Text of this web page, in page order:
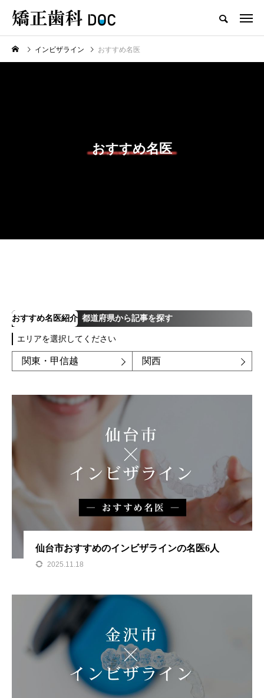
TOP ワイヤー矯正 マウスピース矯正
テスト用_東京都おすすめの矯
マウスピース型矯正治療後に
注目のトピック
おすすめ名医一覧 コラム
インビザライン おすすめ名医
おすすめ名医
おすすめ名医紹介 都道府県から記事を探す
エリアを選択してください
関東・甲信越 関西
仙台市おすすめのインビザラインの名医6人
2025.11.18